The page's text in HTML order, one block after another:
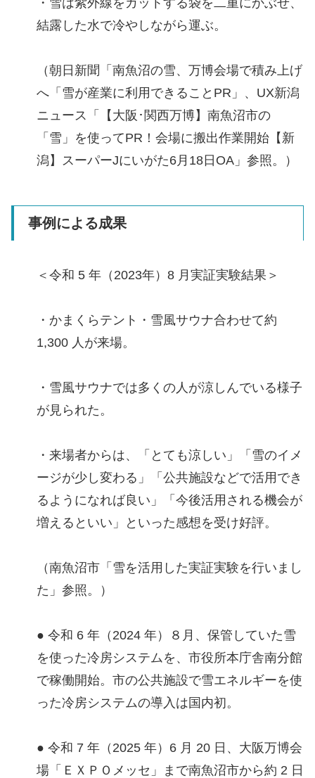
・雪は紫外線をカットする袋を二重にかぶせ、
結露した水で冷やしながら運ぶ。
（朝日新聞「南魚沼の雪、万博会場で積み上げ
へ「雪が産業に利用できることPR」、UX新潟
ニュース「【大阪･関西万博】南魚沼市の
「雪」を使ってPR！会場に搬出作業開始【新
潟】スーパーJにいがた6月18日OA」参照。）
事例による成果
＜令和 5 年（2023年）8 月実証実験結果＞
・かまくらテント・雪風サウナ合わせて約
1,300 人が来場。
・雪風サウナでは多くの人が涼しんでいる様子
が見られた。
・来場者からは、「とても涼しい」「雪のイメ
ージが少し変わる」「公共施設などで活用でき
るようになれば良い」「今後活用される機会が
増えるといい」といった感想を受け好評。
（南魚沼市「雪を活用した実証実験を行いまし
た」参照。）
● 令和 6 年（2024 年）８月、保管していた雪
を使った冷房システムを、市役所本庁舎南分館
で稼働開始。市の公共施設で雪エネルギーを使
った冷房システムの導入は国内初。
● 令和 7 年（2025 年）6 月 20 日、大阪万博会
場「ＥＸＰＯメッセ」まで南魚沼市から約 2 日